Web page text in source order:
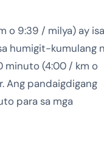
o 9:39 / milya) ay
humigit-kumulang
minuto (4:00 / km o
Ang pandaigdigang
para sa mga